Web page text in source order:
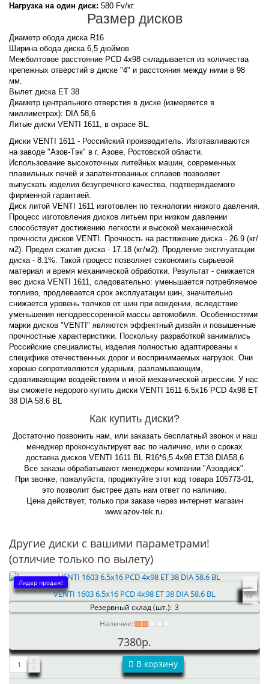
Нагрузка на один диск: 580 Fv/кг.
Размер дисков
Диаметр обода диска R16
Ширина обода диска 6,5 дюймов
Межболтовое расстояние PCD 4x98 складывается из количества
крепежных отверстий в диске "4" и расстояния между ними в 98
мм.
Вылет диска ET 38
Диаметр центрального отверстия в диске (измеряется в
миллиметрах): DIA 58,6
Литые диски VENTI 1611, в окрасе BL.
Диски VENTI 1611 - Российский производитель. Изготавливаются
на заводе "Азов-Тэк" в г. Азове, Ростовской области.
Использование высокоточных литейных машин, современных
плавильных печей и запатентованных сплавов позволяет
выпускать изделия безупречного качества, подтверждаемого
фирменной гарантией.
Диск литой VENTI 1611 изготовлен по технологии низкого давления.
Процесс изготовления дисков литьем при низком давлении
способствует достижению легкости и высокой механической
прочности дисков VENTI. Прочность на растяжение диска - 26.9 (кг/
м2). Предел сжатия диска - 17.18 (кг/м2). Продление эксплуатации
диска - 8.1%. Такой процесс позволяет сэкономить сырьевой
материал и время механической обработки. Результат - снижается
вес диска VENTI 1611, следовательно: уменьшается потребляемое
топливо, продлевается срок эксплуатации шин, значительно
снижается уровень толчков от шин при вождении, вследствие
уменьшения неподрессоренной массы автомобиля. Особенностями
марки дисков "VENTI" являются эффектный дизайн и повышенные
прочностные характеристики. Поскольку разработкой занимались
Российские специалисты, изделия полностью адаптированы к
специфике отечественных дорог и воспринимаемых нагрузок. Они
хорошо сопротивляются ударным, разламывающим,
сдавливающим воздействиям и иной механической агрессии. У нас
вы сможете недорого купить диски VENTI 1611 6.5x16 PCD 4x98 ET
38 DIA 58.6 BL
Как купить диски?
Достаточно позвонить нам, или заказать бесплатный звонок и наш
менеджер проконсультирует вас по наличию, или о сроках
доставка дисков VENTI 1611 BL R16*6,5 4x98 ET38 DIA58,6
Все заказы обрабатывают менеджеры компании "Азовдиск".
При звонке, пожалуйста, продиктуйте этот код товара 105773-01,
это позволит быстрее дать нам ответ по наличию.
Цена действует, только при заказе через интернет магазин
www.azov-tek.ru.
Другие диски с вашими параметрами!
(отличие только по вылету)
Лидер продаж!
VENTI 1603 6.5x16 PCD 4x98 ET 38 DIA 58.6 BL
Резервный склад (шт.): 3
Наличие:
7380р.
В корзину